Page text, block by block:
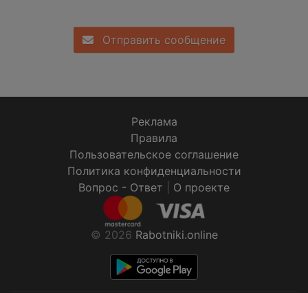
Отправить сообщение
Реклама
Правила
Пользовательское соглашение
Политика конфиденциальности
Вопрос - Ответ
О проекте
© 2026 Rabotniki.online